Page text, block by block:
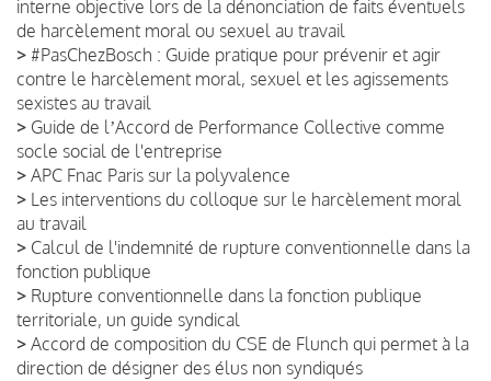
interne objective lors de la dénonciation de faits éventuels
de harcèlement moral ou sexuel au travail
> #PasChezBosch : Guide pratique pour prévenir et agir
contre le harcèlement moral, sexuel et les agissements
sexistes au travail
> Guide de lʼAccord de Performance Collective comme
socle social de l'entreprise
> APC Fnac Paris sur la polyvalence
> Les interventions du colloque sur le harcèlement moral
au travail
> Calcul de l'indemnité de rupture conventionnelle dans la
fonction publique
> Rupture conventionnelle dans la fonction publique
territoriale, un guide syndical
> Accord de composition du CSE de Flunch qui permet à la
direction de désigner des élus non syndiqués